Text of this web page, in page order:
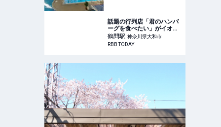
話題の行列店「君のハンバ
ーグを食べたい」がイオン
モール大和にオープン |
RBB TODAY
鶴間駅 神奈川県大和市
RBB TODAY